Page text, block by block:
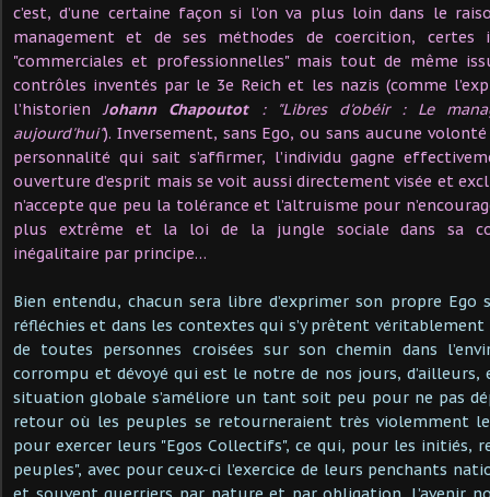
c’est, d’une certaine façon si l’on va plus loin dans le
management et de ses méthodes de coercition,
"commerciales et professionnelles" mais tout de même
contrôles inventés par le 3e Reich et les nazis (comme
l’historienJohann Chapoutot: "Libres d'obéir : Le
aujourd'hui"). Inversement, sans Ego, ou sans aucune
personnalité qui sait s’affirmer, l’individu gagne
ouverture d’esprit mais se voit aussi directement visée et
n’accepte que peu la tolérance et l’altruisme pour
plus extrême et la loi de la jungle sociale dans sa
inégalitaire par principe…
Bien entendu, chacun sera libre d’exprimer son propre Ego
réfléchies et dans les contextes qui s’y prêtent
de toutes personnes croisées sur son chemin dans
corrompu et dévoyé qui est le notre de nos jours, d’ailleurs,
situation globale s’améliore un tant soit peu pour ne pas
retour où les peuples se retourneraient très violemment
pour exercer leurs "Egos Collectifs", ce qui, pour les initiés,
peuples", avec pour ceux-ci l’exercice de leurs penchants